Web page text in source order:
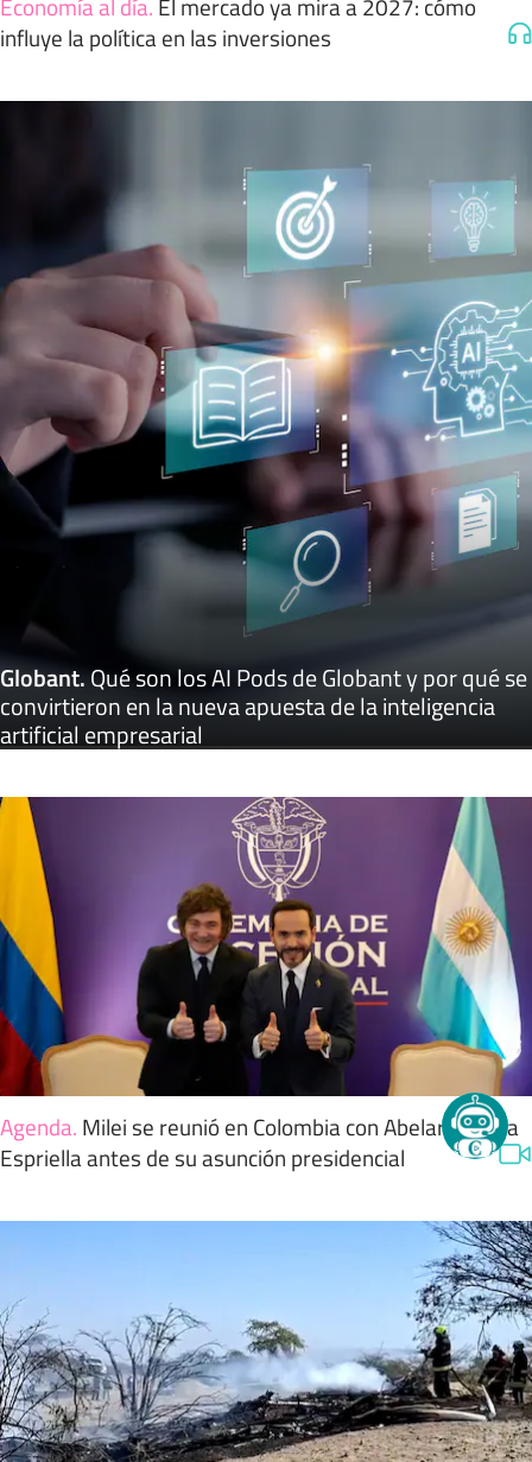
influye la política en las inversiones
Globant.Qué son los AI Pods de Globant y por qué se
convirtieron en la nueva apuesta de la inteligencia
artificial empresarial
Agenda. Milei se reunió en Colombia con Abelardo de la
Espriella antes de su asunción presidencial